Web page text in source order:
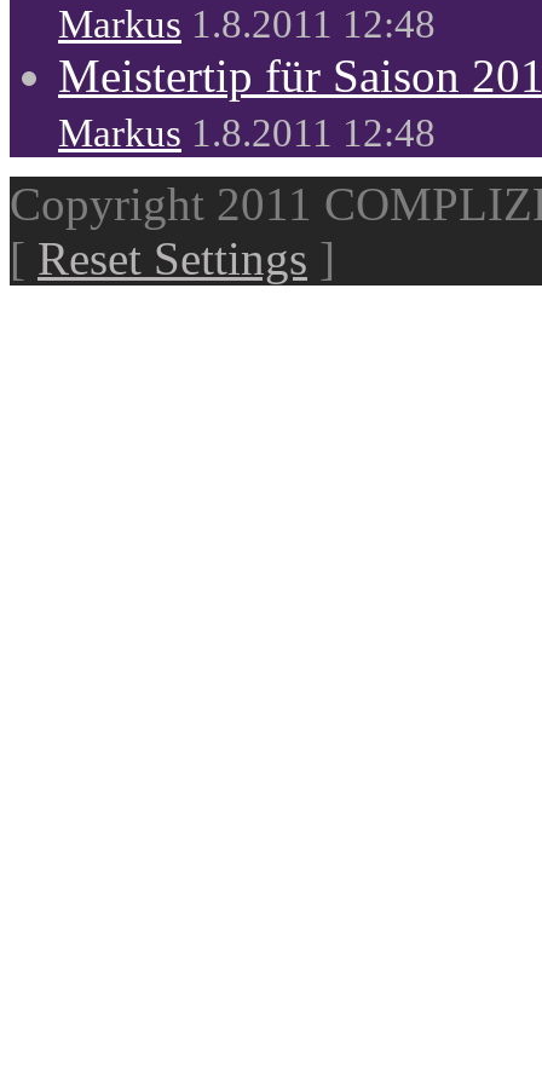
Markus 1.8.2011 12:48
Meistertip für Saison
Markus 1.8.2011 12:48
Copyright 2011
[ Reset Settings ]